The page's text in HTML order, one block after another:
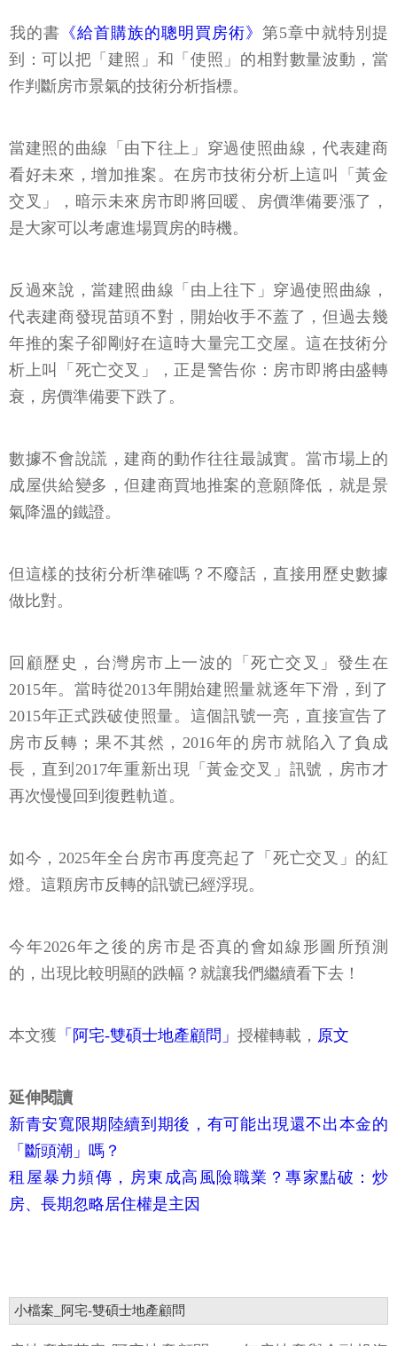
​我的書 《給首購族的聰明買房術》 第5章中就特別提
到：可以把「建照」和「使照」的相對數量波動，當
作判斷房市景氣的技術分析指標。
當建照的曲線「由下往上」穿過使照曲線，代表建商
看好未來，增加推案。在房市技術分析上這叫「黃金
交叉」，暗示未來房市即將回暖、房價準備要漲了，
是大家可以考慮進場買房的時機。
反過來說，當建照曲線「由上往下」穿過使照曲線，
代表建商發現苗頭不對，開始收手不蓋了，但過去幾
年推的案子卻剛好在這時大量完工交屋。這在技術分
析上叫「死亡交叉」，正是警告你：房市即將由盛轉
衰，房價準備要下跌了。
數據不會說謊，建商的動作往往最誠實。當市場上的
成屋供給變多，但建商買地推案的意願降低，就是景
氣降溫的鐵證。
但這樣的技術分析準確嗎？不廢話，直接用歷史數據
做比對。
回顧歷史，台灣房市上一波的「死亡交叉」發生在
2015年。當時從2013年開始建照量就逐年下滑，到了
2015年正式跌破使照量。這個訊號一亮，直接宣告了
房市反轉；果不其然，2016年的房市就陷入了負成
長，直到2017年重新出現「黃金交叉」訊號，房市才
再次慢慢回到復甦軌道。
如今，2025年全台房市再度亮起了「死亡交叉」的紅
燈。這顆房市反轉的訊號已經浮現。
今年2026年之後的房市是否真的會如線形圖所預測
的，出現比較明顯的跌幅？就讓我們繼續看下去！
本文獲 「阿宅-雙碩士地產顧問」 授權轉載， 原文
延伸閱讀
新青安寬限期陸續到期後，有可能出現還不出本金的
「斷頭潮」嗎？
租屋暴力頻傳，房東成高風險職業？專家點破：炒
房、長期忽略居住權是主因
小檔案_阿宅-雙碩士地產顧問